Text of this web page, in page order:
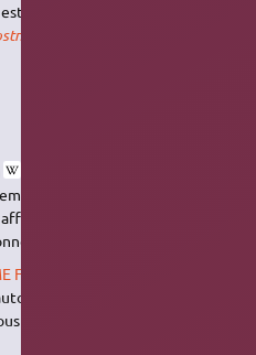
présente sur une machine,
sur les partages qu'il rend
sans avoir besoin de
particulière.
Fichiers
les
évite d'avoir à renseigner